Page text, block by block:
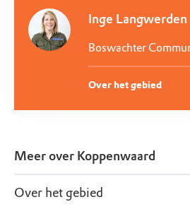
Inge Langwerden
Boswachter
Over het gebied
Meer over Koppenwaard
Over het gebied